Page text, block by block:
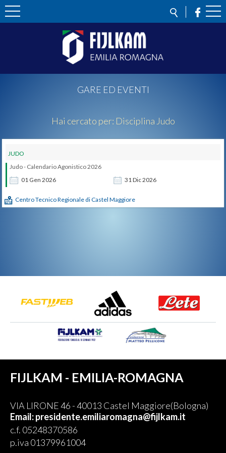
GARE ED EVENTI
Hai cercato per: DisciplinaJudo
JUDO
01 Gen 2026 31 Dic2026
Judo - Calendario Agonistico 2026
Centro Tecnico Regionale di Castel Maggiore
FIJLKAM - EMILIA-ROMAGNA
VIA LIRONE 46 - 40013 Castel Maggiore(Bologna)
Email: presidente.emiliaromagna@fijlkam.it
c.f. 05248370586
p.iva 01379961004